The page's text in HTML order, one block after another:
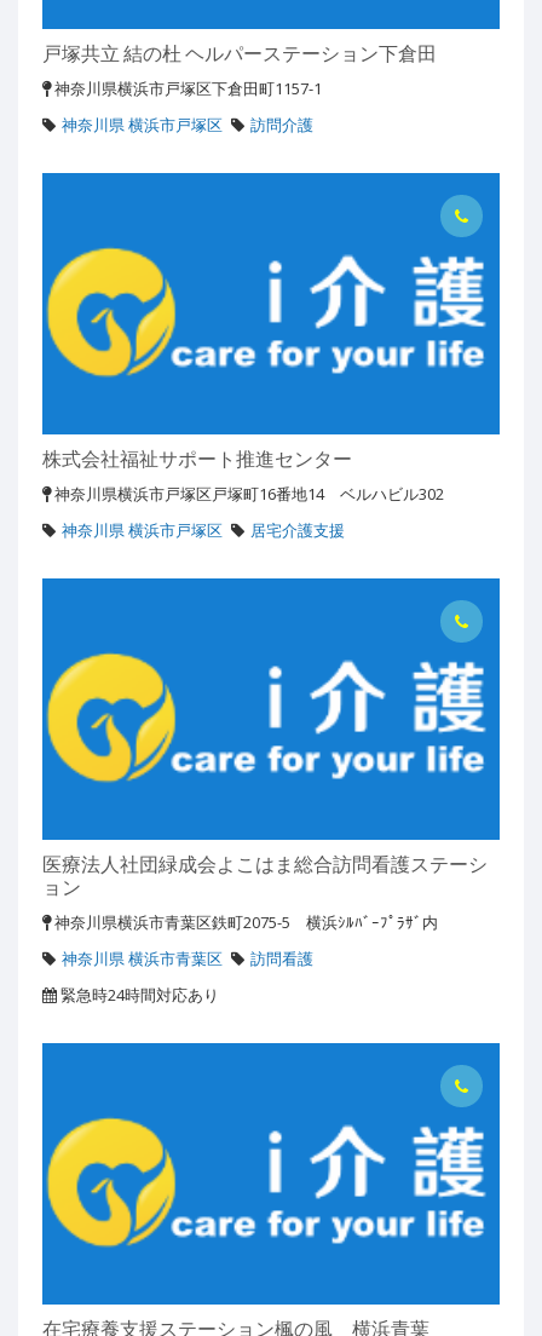
戸塚共立 結の杜 ヘルパーステーション下倉田
神奈川県横浜市戸塚区下倉田町1157-1
神奈川県 横浜市戸塚区
訪問介護
株式会社福祉サポート推進センター
神奈川県横浜市戸塚区戸塚町16番地14 ベルハビル302
神奈川県 横浜市戸塚区
居宅介護支援
医療法人社団緑成会よこはま総合訪問看護ステーシ
ョン
神奈川県横浜市青葉区鉄町2075-5 横浜ｼﾙﾊﾞｰﾌﾟﾗｻﾞ内
神奈川県 横浜市青葉区
訪問看護
緊急時24時間対応あり
在宅療養支援ステーション楓の風 横浜青葉